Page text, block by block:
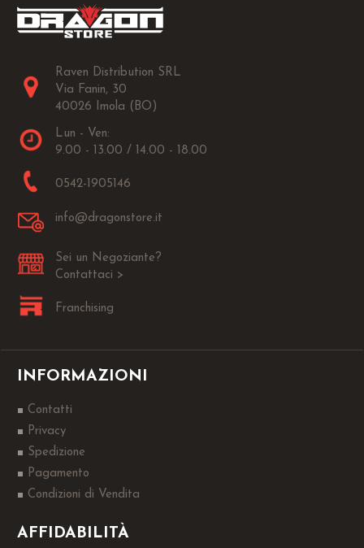
Raven Distribution SRL
Via Fanin, 30
40026 Imola (BO)
Lun - Ven:
9.00 - 13.00 / 14.00 - 18.00
0542-1905146
info@dragonstore.it
Sei un Negoziante?
Contattaci >
Franchising
INFORMAZIONI
Contatti
Privacy
Spedizione
Pagamento
Condizioni di Vendita
AFFIDABILITÀ